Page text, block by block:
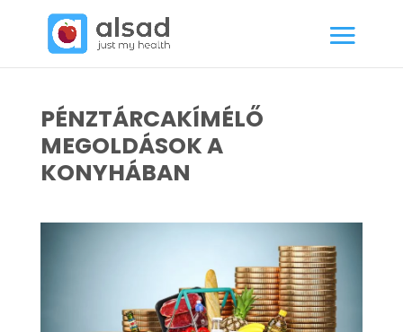
PÉNZTÁRCAKÍMÉLŐ
MEGOLDÁSOK A
KONYHÁBAN